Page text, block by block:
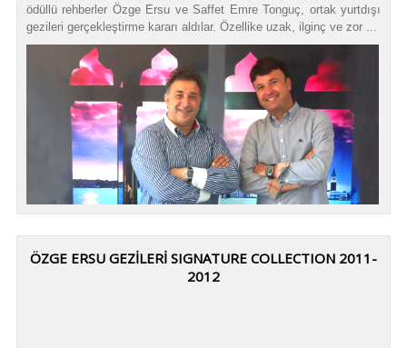
ödüllü rehberler Özge Ersu ve Saffet Emre Tonguç, ortak yurtdışı
gezileri gerçekleştirme kararı aldılar. Özellike uzak, ilginç ve zor ...
ÖZGE ERSU GEZİLERİ SIGNATURE COLLECTION 2011-
2012